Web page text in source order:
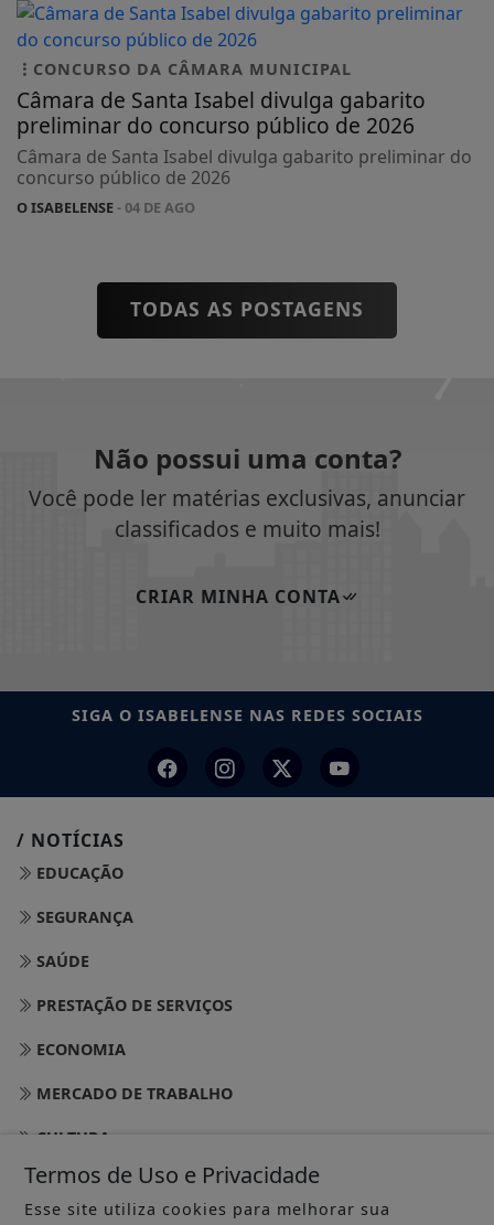
CONCURSO DA CÂMARA MUNICIPAL
Câmara de Santa Isabel divulga gabarito
preliminar do concurso público de 2026
Câmara de Santa Isabel divulga gabarito preliminar do
concurso público de 2026
O ISABELENSE- 04 DE AGO
TODAS AS POSTAGENS
Não possui uma conta?
Você pode ler matérias exclusivas, anunciar
classificados e muito mais!
CRIAR MINHA CONTA
SIGA O ISABELENSE NAS REDES SOCIAIS
/ NOTÍCIAS
EDUCAÇÃO
SEGURANÇA
SAÚDE
PRESTAÇÃO DE SERVIÇOS
ECONOMIA
MERCADO DE TRABALHO
CULTURA
CONCURSO E PROCESSO SELETIVO
Termos de Uso e Privacidade
Esse site utiliza cookies para melhorar sua